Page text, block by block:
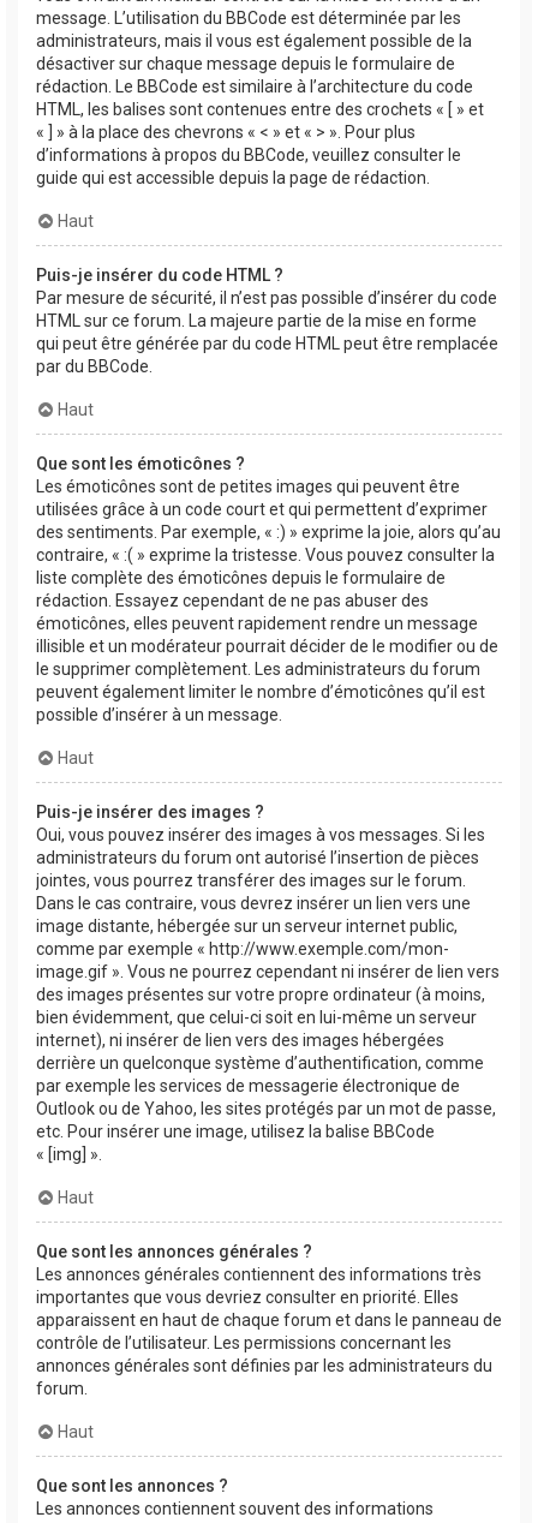
message. L’utilisation du BBCode est déterminée par les
administrateurs, mais il vous est également possible de la
désactiver sur chaque message depuis le formulaire de
rédaction. Le BBCode est similaire à l’architecture du code
HTML, les balises sont contenues entre des crochets « [ » et
« ] » à la place des chevrons « < » et « > ». Pour plus
d’informations à propos du BBCode, veuillez consulter le
guide qui est accessible depuis la page de rédaction.
Haut
Puis-je insérer du code HTML ?
Par mesure de sécurité, il n’est pas possible d’insérer du code
HTML sur ce forum. La majeure partie de la mise en forme
qui peut être générée par du code HTML peut être remplacée
par du BBCode.
Haut
Que sont les émoticônes ?
Les émoticônes sont de petites images qui peuvent être
utilisées grâce à un code court et qui permettent d’exprimer
des sentiments. Par exemple, « :) » exprime la joie, alors qu’au
contraire, « :( » exprime la tristesse. Vous pouvez consulter la
liste complète des émoticônes depuis le formulaire de
rédaction. Essayez cependant de ne pas abuser des
émoticônes, elles peuvent rapidement rendre un message
illisible et un modérateur pourrait décider de le modifier ou de
le supprimer complètement. Les administrateurs du forum
peuvent également limiter le nombre d’émoticônes qu’il est
possible d’insérer à un message.
Haut
Puis-je insérer des images ?
Oui, vous pouvez insérer des images à vos messages. Si les
administrateurs du forum ont autorisé l’insertion de pièces
jointes, vous pourrez transférer des images sur le forum.
Dans le cas contraire, vous devrez insérer un lien vers une
image distante, hébergée sur un serveur internet public,
comme par exemple « http://www.exemple.com/mon-
image.gif ». Vous ne pourrez cependant ni insérer de lien vers
des images présentes sur votre propre ordinateur (à moins,
bien évidemment, que celui-ci soit en lui-même un serveur
internet), ni insérer de lien vers des images hébergées
derrière un quelconque système d’authentification, comme
par exemple les services de messagerie électronique de
Outlook ou de Yahoo, les sites protégés par un mot de passe,
etc. Pour insérer une image, utilisez la balise BBCode
« [img] ».
Haut
Que sont les annonces générales ?
Les annonces générales contiennent des informations très
importantes que vous devriez consulter en priorité. Elles
apparaissent en haut de chaque forum et dans le panneau de
contrôle de l’utilisateur. Les permissions concernant les
annonces générales sont définies par les administrateurs du
forum.
Haut
Que sont les annonces ?
Les annonces contiennent souvent des informations